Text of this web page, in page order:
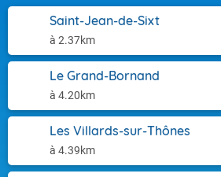
Saint-Jean-de-Sixt
à 2.37km
Le Grand-Bornand
à 4.20km
Les Villards-sur-Thônes
à 4.39km